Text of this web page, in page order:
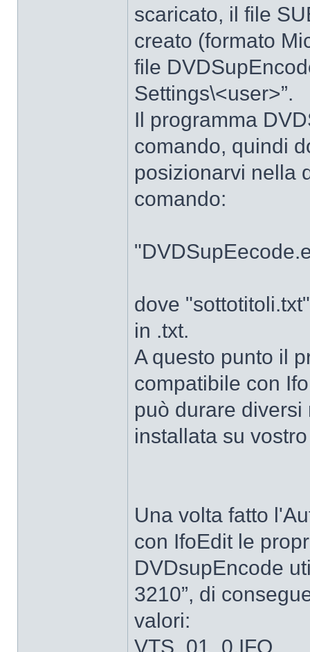
scaricato, il file
creato (formato
file
Settings\<user>”.
Il programma
comando, quindi
posizionarvi nella
comando:
dove
in .txt.
A questo punto il
compatibile con
può durare
installata su
Una volta fatto
con IfoEdit le
DVDsupEncode
3210”, di
valori:
VTS_01_0.IFO